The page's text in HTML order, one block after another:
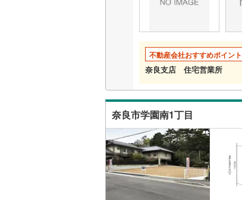
不動産会社おすすめポイント
奈良支店 住宅営業所
奈良市学園南1丁目